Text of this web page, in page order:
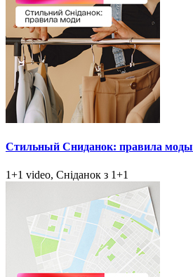
Стильный Сниданок: правила моды
1+1 video, Сніданок з 1+1